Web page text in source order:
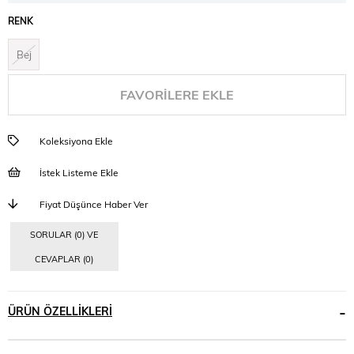
RENK
Bej
FAVORILERE EKLE
Koleksiyona Ekle
İstek Listeme Ekle
Fiyat Düşünce Haber Ver
SORULAR (0) VE
CEVAPLAR (0)
ÜRÜN ÖZELLIKLERI